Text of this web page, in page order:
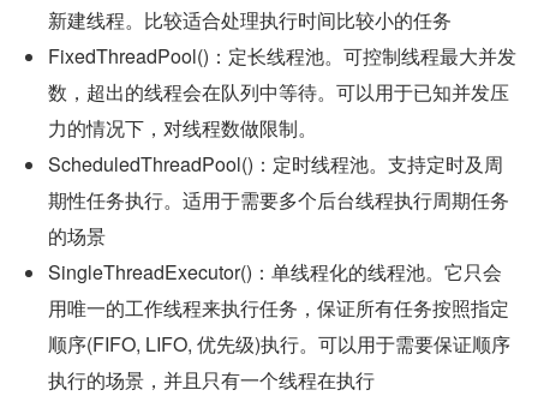
新建线程。比较适合处理执行时间比较小的任务
FixedThreadPool()：定长线程池。可控制线程最大并发
数，超出的线程会在队列中等待。可以用于已知并发压
力的情况下，对线程数做限制。
ScheduledThreadPool()：定时线程池。支持定时及周
期性任务执行。适用于需要多个后台线程执行周期任务
的场景
SingleThreadExecutor()：单线程化的线程池。它只会
用唯一的工作线程来执行任务，保证所有任务按照指定
顺序(FIFO, LIFO, 优先级)执行。可以用于需要保证顺序
执行的场景，并且只有一个线程在执行